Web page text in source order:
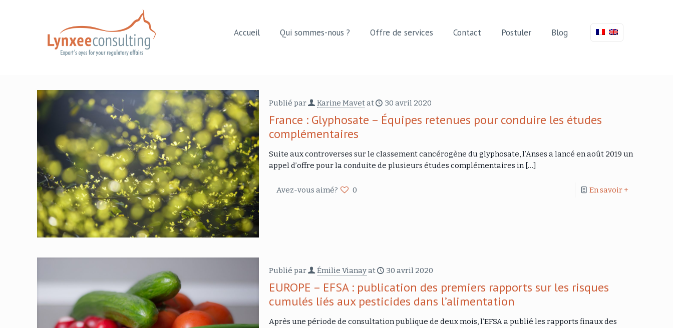
Accueil Qui sommes-nous ? Offre de services Contact Postuler Blog
Publié par Karine Mavet at 30 avril 2020
France : Glyphosate – Équipes retenues pour conduire les études
complémentaires
Suite aux controverses sur le classement cancérogène du glyphosate, l’Anses a lancé en août 2019 un
appel d’offre pour la conduite de plusieurs études complémentaires in[…]
Avez-vous aimé? 0 En savoir +
Publié par Émilie Vianay at 30 avril 2020
EUROPE – EFSA : publication des premiers rapports sur les risques
cumulés liés aux pesticides dans l’alimentation
Après une période de consultation publique de deux mois, l’EFSA a publié les rapports finaux des